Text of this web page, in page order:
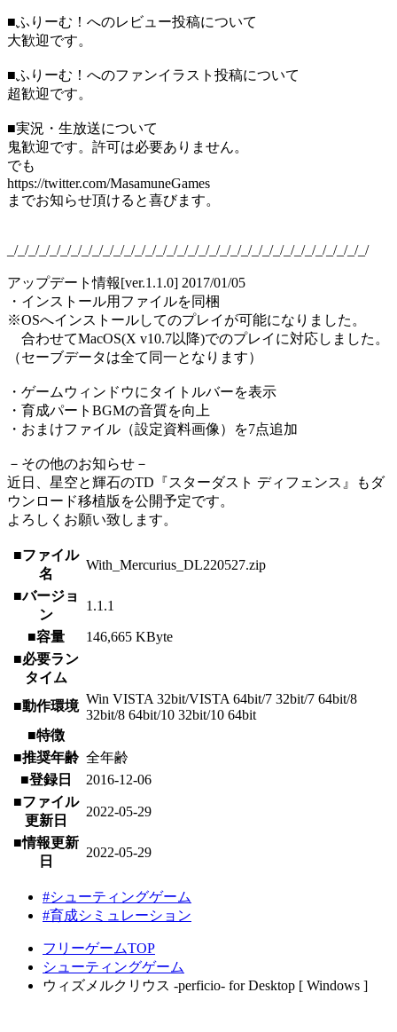
■ふりーむ！へのレビュー投稿について
大歓迎です。
■ふりーむ！へのファンイラスト投稿について
超歓迎です。
■実況・生放送について
鬼歓迎です。許可は必要ありません。
でも
https://twitter.com/MasamuneGames
までお知らせ頂けると喜びます。
_/_/_/_/_/_/_/_/_/_/_/_/_/_/_/_/_/_/_/_/_/_/_/_/_/_/_/_/_/_/_/_/_/_/
アップデート情報[ver.1.1.0] 2017/01/05
・インストール用ファイルを同梱
※OSへインストールしてのプレイが可能になりました。
合わせてMacOS(X v10.7以降)でのプレイに対応しました。
（セーブデータは全て同一となります）
・ゲームウィンドウにタイトルバーを表示
・育成パートBGMの音質を向上
・おまけファイル（設定資料画像）を7点追加
－その他のお知らせ－
近日、星空と輝石のTD『スターダスト ディフェンス』もダ
ウンロード移植版を公開予定です。
よろしくお願い致します。
■ファイル
名
With_Mercurius_DL220527.zip
■バージョ
ン
1.1.1
■容量
146,665 KByte
■必要ラン
タイム
■動作環境 Win VISTA 32bit/VISTA 64bit/7 32bit/7 64bit/8
32bit/8 64bit/10 32bit/10 64bit
■特徴
■推奨年齢 全年齢
■登録日
2016-12-06
■ファイル
更新日
2022-05-29
■情報更新
日
2022-05-29
#シューティングゲーム
#育成シミュレーション
フリーゲームTOP
シューティングゲーム
ウィズメルクリウス -perficio- for Desktop [ Windows ]